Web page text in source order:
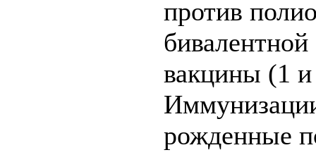
против
вакцины (1
рожденные